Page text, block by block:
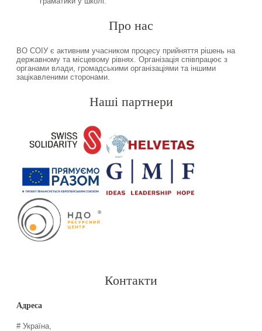
Про нас
ВО СОІУ є активним учасником процесу прийняття рішень на
державному та місцевому рівнях. Організація співпрацює з
органами влади, громадськими організаціями та іншими
зацікавленими сторонами.
Наші партнери
Контакти
Адреса
# Україна,